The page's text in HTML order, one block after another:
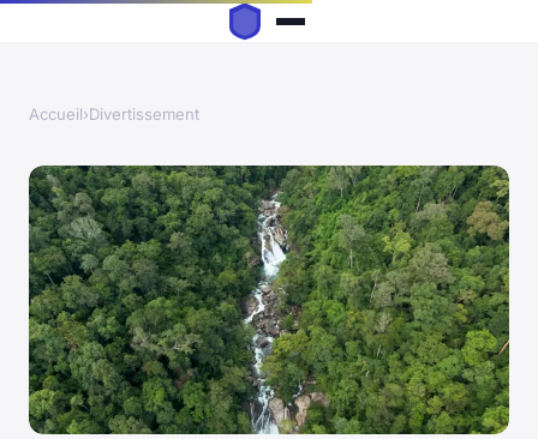
Accueil›Divertissement